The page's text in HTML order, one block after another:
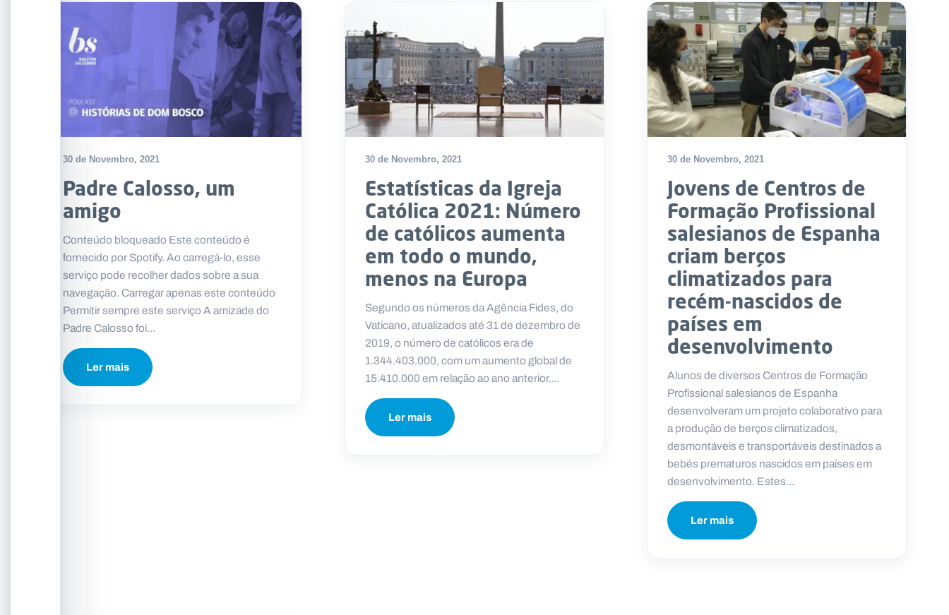
30 de Novembro, 2021
Padre Calosso, um
amigo
Conteúdo bloqueado Este conteúdo é
fornecido por Spotify. Ao carregá-lo, esse
serviço pode recolher dados sobre a sua
navegação. Carregar apenas este conteúdo
Permitir sempre este serviço A amizade do
Padre Calosso foi...
Ler mais
30 de Novembro, 2021
Estatísticas da Igreja
Católica 2021: Número
de católicos aumenta
em todo o mundo,
menos na Europa
Segundo os números da Agência Fides, do
Vaticano, atualizados até 31 de dezembro de
2019, o número de católicos era de
1.344.403.000, com um aumento global de
15.410.000 em relação ao ano anterior....
Ler mais
30 de Novembro, 2021
Jovens de Centros de
Formação Profissional
salesianos de Espanha
criam berços
climatizados para
recém-nascidos de
países em
desenvolvimento
Alunos de diversos Centros de Formação
Profissional salesianos de Espanha
desenvolveram um projeto colaborativo para
a produção de berços climatizados,
desmontáveis e transportáveis ​​destinados a
bebés prematuros nascidos em países em
desenvolvimento. Estes...
Ler mais